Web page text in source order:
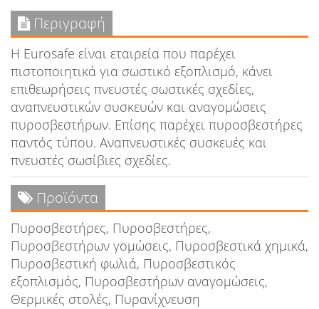
Περιγραφή
Η Eurosafe είναι εταιρεία που παρέχει
πιστοποιητικά για σωστικό εξοπλισμό, κάνει
επιθεωρήσεις πνευστές σωστικές σχεδίες,
αναπνευστικών συσκευών και αναγομώσεις
πυροσβεστήρων. Επίσης παρέχει πυροσβεστήρες
παντός τύπου. Αναπνευστικές συσκευές και
πνευστές σωσίβιες σχεδίες.
Προϊόντα
Πυροσβεστήρες, Πυροσβεστήρες,
Πυροσβεστήρων γομώσεις, Πυροσβεστικά χημικά,
Πυροσβεστική φωλιά, Πυροσβεστικός
εξοπλισμός, Πυροσβεστήρων αναγομώσεις,
Θερμικές στολές, Πυρανίχνευση